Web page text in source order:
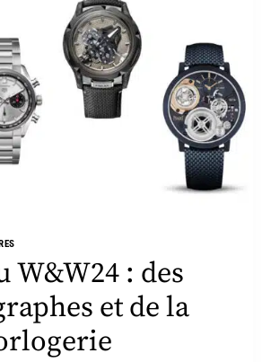
W&W24 : des
et de la